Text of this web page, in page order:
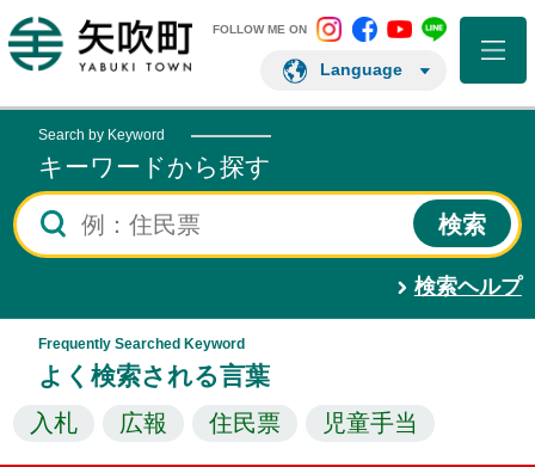
矢吹町ホームページ
FOLLOW ME ON 矢吹町 Instagram
矢吹町矢吹町矢吹町
Language
Search by Keyword
キーワードから探す
検索ヘルプ
Frequently Searched Keyword
よく検索される言葉
入札 広報 住民票 児童手当